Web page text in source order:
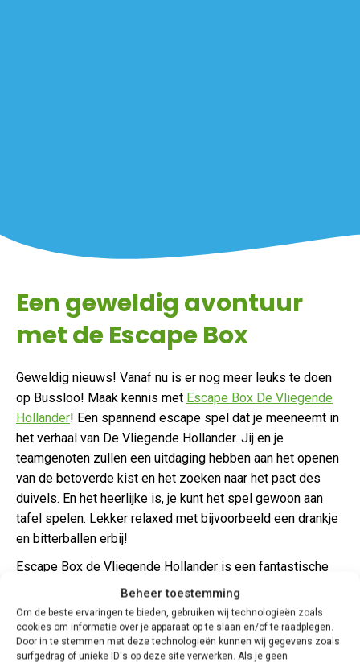
Beheer toestemming
Om de beste ervaringen te bieden, gebruiken wij technologieën zoals
cookies om informatie over je apparaat op te slaan en/of te raadplegen.
Door in te stemmen met deze technologieën kunnen wij gegevens zoals
surfgedrag of unieke ID's op deze site verwerken. Als je geen
Een geweldig avontuur
met de Escape Box
Geweldig nieuws! Vanaf nu is er nog meer leuks te doen
op Bussloo! Maak kennis met Escape Box De Vliegende
Hollander! Een spannend escape spel dat je meeneemt in
het verhaal van De Vliegende Hollander. Jij en je
teamgenoten zullen een uitdaging hebben aan het openen
van de betoverde kist en het zoeken naar het pact des
duivels. En het heerlijke is, je kunt het spel gewoon aan
tafel spelen. Lekker relaxed met bijvoorbeeld een drankje
en bitterballen erbij!
Escape Box de Vliegende Hollander is een fantastische
en uitdagende activiteit welke gespeeld kan worden vanaf
4 tot 7 personen. Zijn jullie met een grotere groep dan 7
personen? Geen probleem want er zijn meerdere Escape
Boxen beschikbaar.